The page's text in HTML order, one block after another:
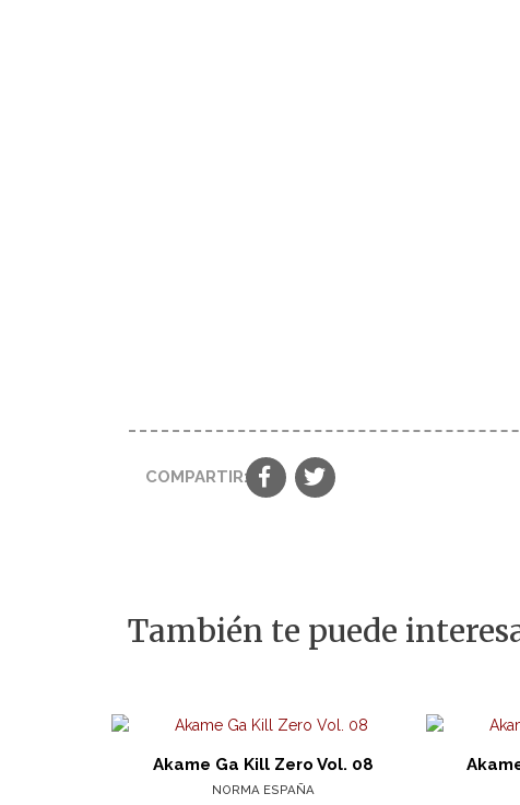
COMPARTIR:
También te puede
Akame Ga Kill Zero Vol. 08
NORMA ESPAÑA